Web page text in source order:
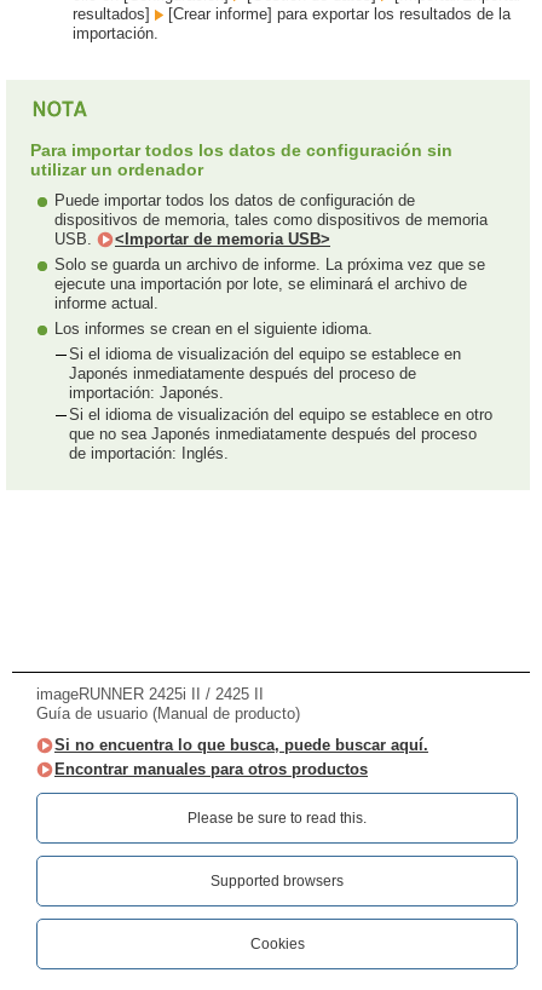
resultados]
[Crear informe] para exportar los resultados de la
importación.
Para importar todos los datos de configuración sin
utilizar un ordenador
Puede importar todos los datos de configuración de
dispositivos de memoria, tales como dispositivos de memoria
USB.
<Importar de memoria USB>
Solo se guarda un archivo de informe. La próxima vez que se
ejecute una importación por lote, se eliminará el archivo de
informe actual.
Los informes se crean en el siguiente idioma.
Si el idioma de visualización del equipo se establece en
Japonés inmediatamente después del proceso de
importación: Japonés.
Si el idioma de visualización del equipo se establece en otro
que no sea Japonés inmediatamente después del proceso
de importación: Inglés.
imageRUNNER 2425i II / 2425 II
Guía de usuario (Manual de producto)
Si no encuentra lo que busca, puede buscar aquí.
Encontrar manuales para otros productos
Please be sure to read this.‎
Supported browsers
Cookies